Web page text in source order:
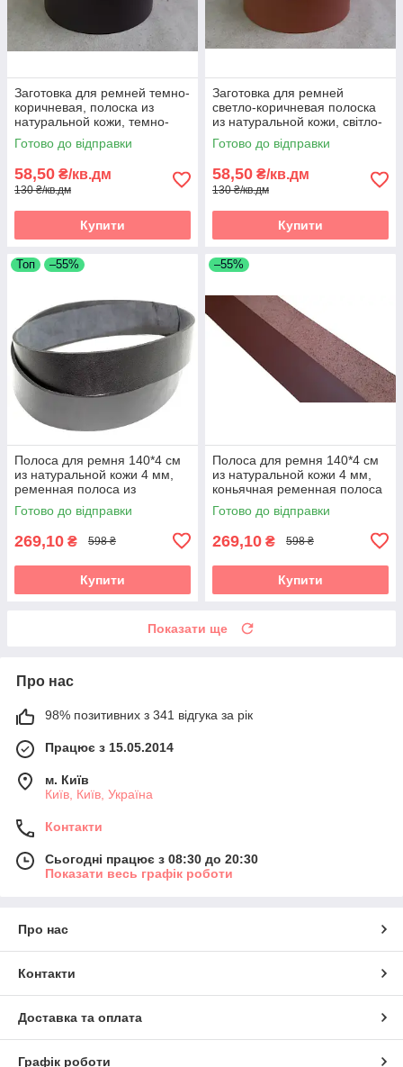
Заготовка для ремней темно-
коричневая, полоска из
натуральной кожи, темно-
коричнева реміна полоса зі
шкіри
Готово до відправки
58,50 ₴/кв.дм
130 ₴/кв.дм
Купити
Заготовка для ремней
светло-коричневая полоска
из натуральной кожи, світло-
коричнева реміна полоса зі
шкіри
Готово до відправки
58,50 ₴/кв.дм
130 ₴/кв.дм
Купити
Топ –55%
Полоса для ремня 140*4 см
из натуральной кожи 4 мм,
ременная полоса из
натуральной кожи 1400*40
мм, черная
Готово до відправки
269,10 ₴ 598 ₴
Купити
–55%
Полоса для ремня 140*4 см
из натуральной кожи 4 мм,
коньячная ременная полоса
из натуральной кожи 1400*40
мм
Готово до відправки
269,10 ₴ 598 ₴
Купити
Показати ще
Про нас
98% позитивних з 341 відгука за рік
Працює з 15.05.2014
м. Київ
Київ, Київ, Україна
Контакти
Сьогодні працює з 08:30 до 20:30
Показати весь графік роботи
Про нас
Контакти
Доставка та оплата
Графік роботи